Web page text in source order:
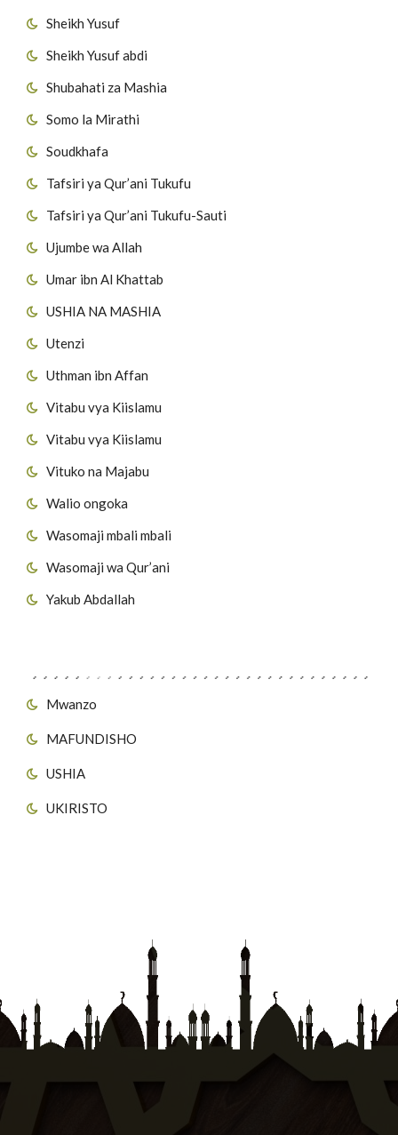
Sheikh Yusuf
Sheikh Yusuf abdi
Shubahati za Mashia
Somo la Mirathi
Soudkhafa
Tafsiri ya Qur’ani Tukufu
Tafsiri ya Qur’ani Tukufu-Sauti
Ujumbe wa Allah
Umar ibn Al Khattab
USHIA NA MASHIA
Utenzi
Uthman ibn Affan
Vitabu vya Kiislamu
Vitabu vya Kiislamu
Vituko na Majabu
Walio ongoka
Wasomaji mbali mbali
Wasomaji wa Qur’ani
Yakub Abdallah
Mwanzo
MAFUNDISHO
USHIA
UKIRISTO